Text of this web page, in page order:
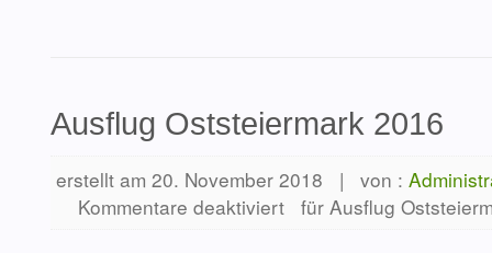
Ausflug Oststeiermark 2016
erstellt am 20. November 2018 | von :
Kommentare deaktiviert für Ausflug